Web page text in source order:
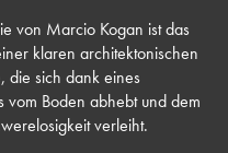
von Marcio Kogan ist das
klaren architektonischen
die sich dank eines
vom Boden abhebt und dem
verleiht.